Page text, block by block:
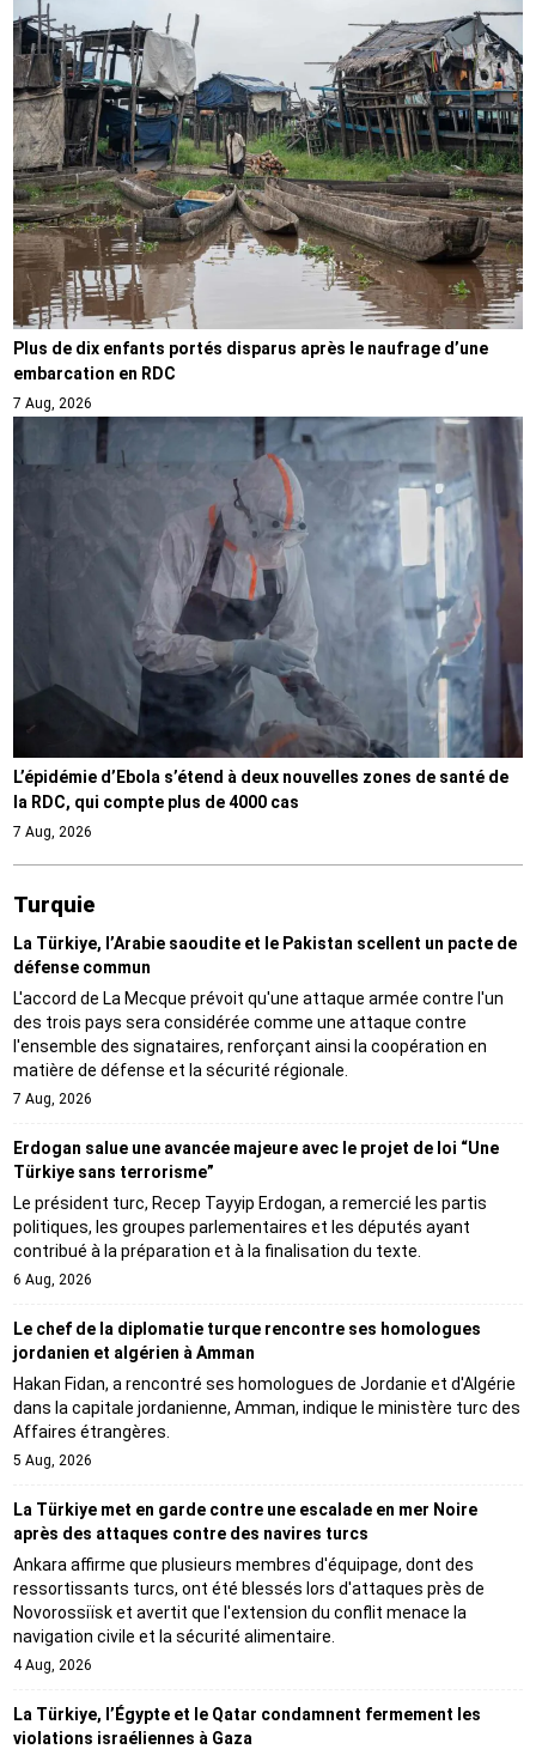
Plus de dix enfants portés disparus après le naufrage d’une
embarcation en RDC
7 Aug, 2026
L’épidémie d’Ebola s’étend à deux nouvelles zones de santé de
la RDC, qui compte plus de 4000 cas
7 Aug, 2026
Turquie
La Türkiye, l’Arabie saoudite et le Pakistan scellent un pacte de
défense commun
L'accord de La Mecque prévoit qu'une attaque armée contre l'un
des trois pays sera considérée comme une attaque contre
l'ensemble des signataires, renforçant ainsi la coopération en
matière de défense et la sécurité régionale.
7 Aug, 2026
Erdogan salue une avancée majeure avec le projet de loi “Une
Türkiye sans terrorisme”
Le président turc, Recep Tayyip Erdogan, a remercié les partis
politiques, les groupes parlementaires et les députés ayant
contribué à la préparation et à la finalisation du texte.
6 Aug, 2026
Le chef de la diplomatie turque rencontre ses homologues
jordanien et algérien à Amman
Hakan Fidan, a rencontré ses homologues de Jordanie et d'Algérie
dans la capitale jordanienne, Amman, indique le ministère turc des
Affaires étrangères.
5 Aug, 2026
La Türkiye met en garde contre une escalade en mer Noire
après des attaques contre des navires turcs
Ankara affirme que plusieurs membres d'équipage, dont des
ressortissants turcs, ont été blessés lors d'attaques près de
Novorossiïsk et avertit que l'extension du conflit menace la
navigation civile et la sécurité alimentaire.
4 Aug, 2026
La Türkiye, l’Égypte et le Qatar condamnent fermement les
violations israéliennes à Gaza